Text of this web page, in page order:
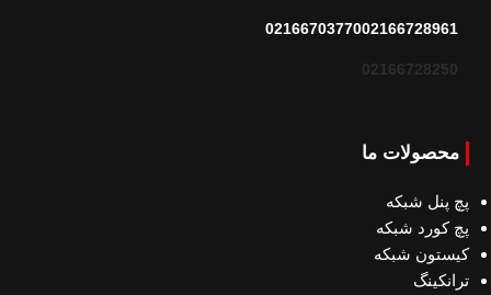
02166728961
02166728250
02166703770
محصولات ما
پچ پنل شبکه
پچ کورد شبکه
کیستون شبکه
ترانکینگ